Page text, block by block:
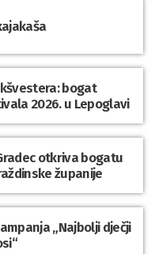
bogat
2026. u Lepoglavi
otkriva bogatu
županije
„Najbolji dječji